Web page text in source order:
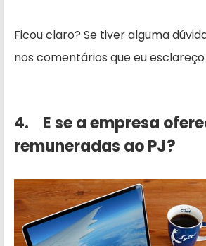
Ficou claro? Se tiver alguma
nos comentários que eu
4. E se a empresa
remuneradas ao PJ?